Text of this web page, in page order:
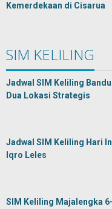
Kemerdekaan di Cisarua
SIM KELILING
Jadwal SIM Keliling
Dua Lokasi Strategis
Jadwal SIM Keliling Hari
Iqro Leles
SIM Keliling Majalengka